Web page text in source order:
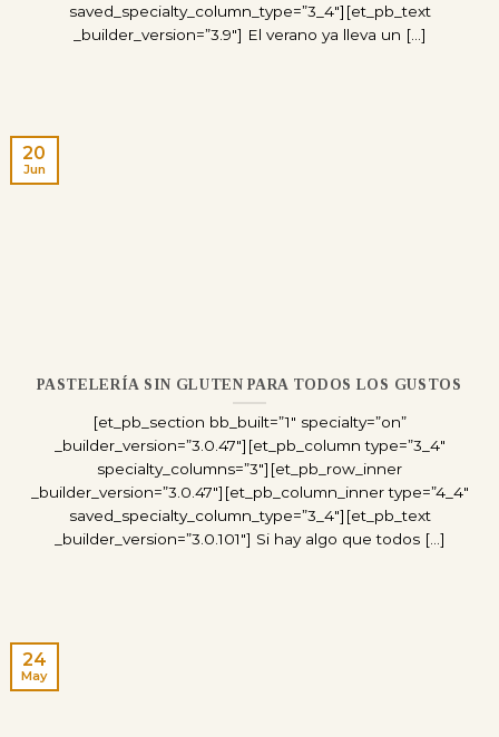
saved_specialty_column_type=”3_4″][et_pb_text
_builder_version=”3.9″] El verano ya lleva un [...]
PASTELERÍA SIN GLUTEN PARA TODOS LOS GUSTOS
[et_pb_section bb_built=”1″ specialty=”on”
_builder_version=”3.0.47″][et_pb_column type=”3_4″
specialty_columns=”3″][et_pb_row_inner
_builder_version=”3.0.47″][et_pb_column_inner type=”4_4″
saved_specialty_column_type=”3_4″][et_pb_text
_builder_version=”3.0.101″] Si hay algo que todos [...]
20
Jun
24
May